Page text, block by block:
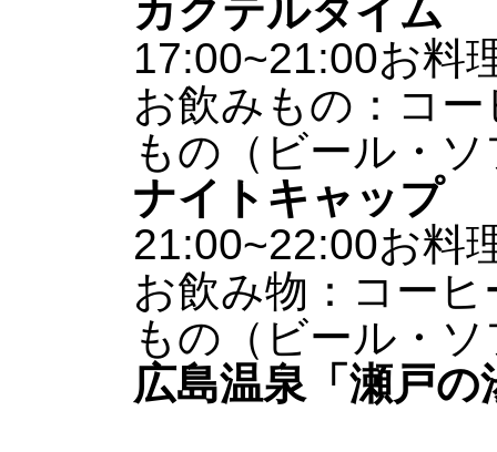
カクテルタイム
17:00~21:00お料
お飲みもの：コ
もの（ビール・
ナイトキャップ
21:00~22:00お料
お飲み物：コー
もの（ビール・
広島温泉「瀬戸の